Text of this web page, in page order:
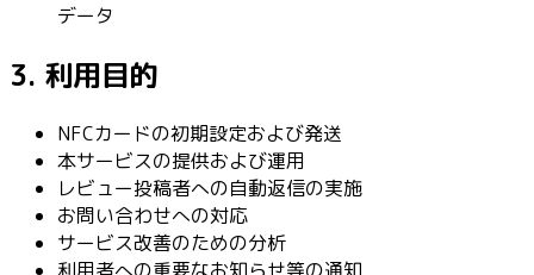
データ
3. 利用目的
NFCカードの初期設定および発送
本サービスの提供および運用
レビュー投稿者への自動返信の実施
お問い合わせへの対応
サービス改善のための分析